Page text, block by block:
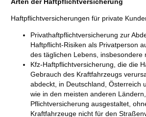
Haftpflichtversicherungen für private
Privathaftpflichtversicherung zur
Haftpflicht-Risiken als Privatperson
des täglichen Lebens, insbesondere
Kfz-Haftpflichtversicherung, die die
Gebrauch des Kraftfahrzeugs
abdeckt, in Deutschland, Österreich
wie in den meisten anderen
Pflichtversicherung ausgestaltet,
Kraftfahrzeuge nicht für den